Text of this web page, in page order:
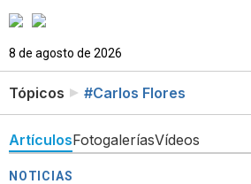
8 de agosto de 2026
Tópicos #Carlos Flores
ArtículosFotogaleríasVídeos
NOTICIAS